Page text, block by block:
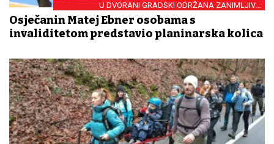
U DVORANI GRADSKI ODRŽANA ZANIMLJIVA
PREZENTACIJA
Osječanin Matej Ebner osobama s
invaliditetom predstavio planinarska kolica